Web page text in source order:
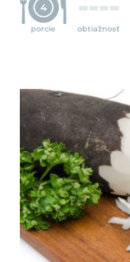
4
porcie obtiažnosť